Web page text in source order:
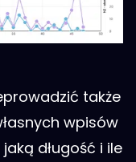
także
wpisów
długość i ile